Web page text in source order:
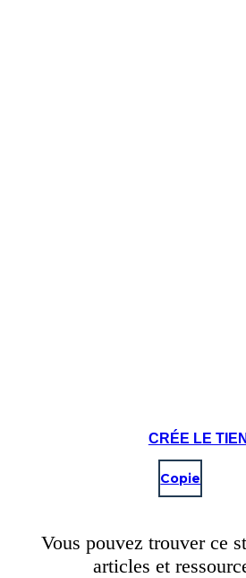
CRÉE LE TIEN
Copie
Vous pouvez trouver ce
articles et